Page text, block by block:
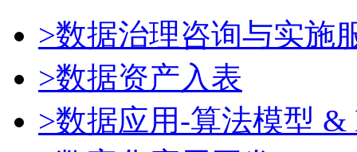
>数据治理咨询与实施
>数据资产入表
>数据应用-算法模型 &